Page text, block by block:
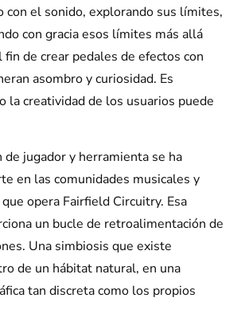
con el sonido, explorando sus límites,
con gracia esos límites más allá
de crear pedales de efectos con
asombro y curiosidad. Es
la creatividad de los usuarios puede
de jugador y herramienta se ha
en las comunidades musicales y
opera Fairfield Circuitry. Esa
un bucle de retroalimentación de
Una simbiosis que existe
de un hábitat natural, en una
tan discreta como los propios